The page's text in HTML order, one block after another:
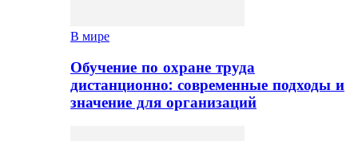
В мире
Обучение по охране труда
дистанционно: современные подходы и
значение для организаций